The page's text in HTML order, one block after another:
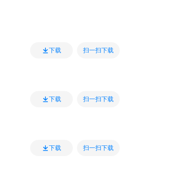
下载 扫一扫下载
下载 扫一扫下载
下载 扫一扫下载